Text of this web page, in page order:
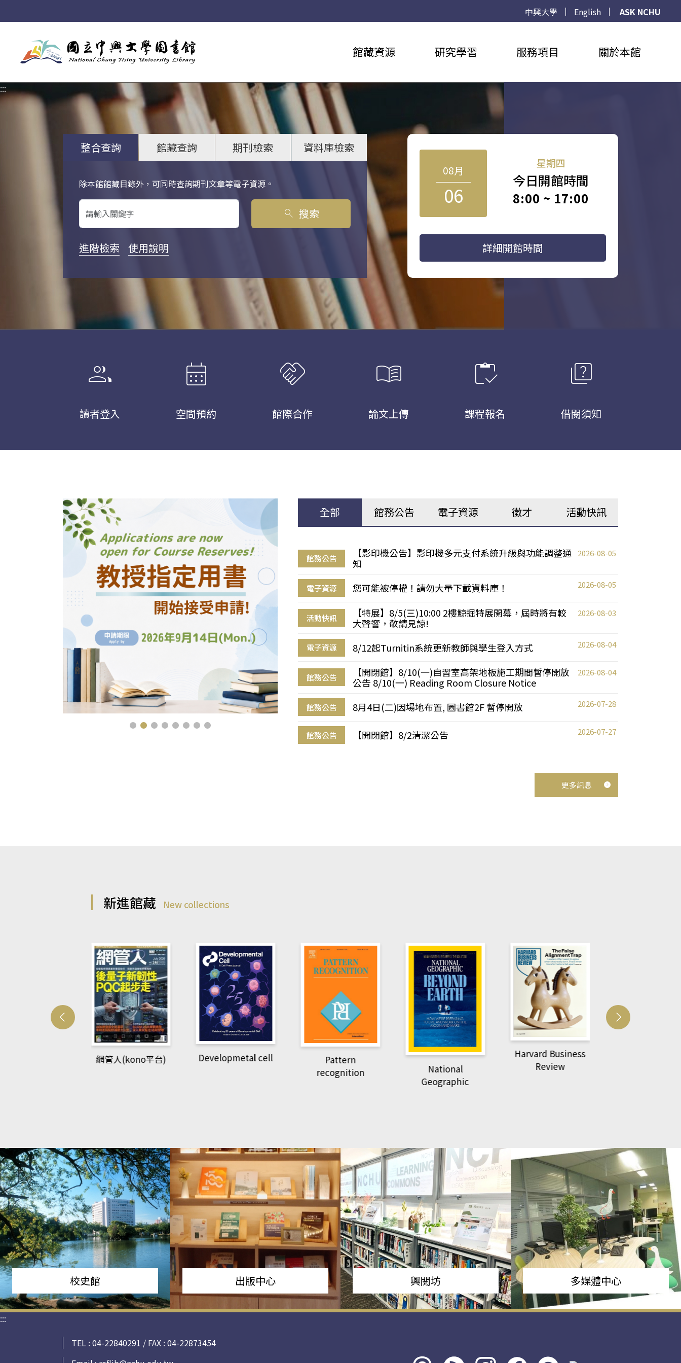
中興大學 English
ASK NCHU
館藏資源 研究學習 服務項目 關於本館
:::
整合查詢 館藏查詢 期刊檢索 資料庫檢索
除本館館藏目錄外，可同時查詢期刊文章等電子資源。
關鍵字搜尋
search 搜索
進階檢索 使用說明
08月
06
星期四
今日開館時間
8:00 ~ 17:00
詳細開館時間
group
讀者登入
calendar_month
空間預約
handshake
館際合作
menu_book
論文上傳
inventory
課程報名
quiz
借閱須知
全部 館務公告 電子資源 徵才 活動快訊
館務公告
【影印機公告】影印機多元支付系統升級與功能調整通
知
2026-08-05
電子資源 您可能被停權！請勿大量下載資料庫！ 2026-08-05
活動快訊
【特展】8/5(三)10:00 2樓鯨掘特展開幕，屆時將有較
大聲響，敬請見諒!
2026-08-03
電子資源 8/12起Turnitin系統更新教師與學生登入方式 2026-08-04
館務公告
【開閉館】8/10(一)自習室高架地板施工期間暫停開放
公告 8/10(一) Reading Room Closure Notice
2026-08-04
館務公告 8月4日(二)因場地布置, 圖書館2F 暫停開放 2026-07-28
館務公告 【開閉館】8/2清潔公告 2026-07-27
更多訊息
新進館藏 New collections
Developmetal cell
Pattern
National
Geographic
Harvard Business
Review
萌動力一頁漫畫學生
校史館 出版中心 興閱坊 多媒體中心
:::
TEL : 04-22840291 / FAX : 04-22873454